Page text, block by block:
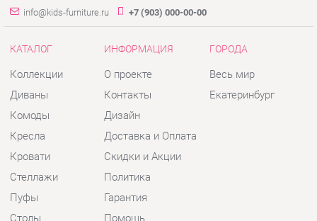
КАТАЛОГ
Диваны
Комоды
Кресла
Кровати
Стеллажи
Пуфы
Столы
Стулья
Тумбы
ИНФОРМАЦИЯ
Контакты
Дизайн
Доставка и Оплата
Скидки и Акции
Политика
Гарантия
Помощь
ГОРОДА
Екатеринбург